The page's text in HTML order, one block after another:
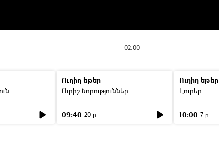
02:00
Ուղիղ եթեր
Ուրիշ նորություններ
09:40 20 ր
Ուղիղ եթեր
Լուրեր
10:00 7 ր